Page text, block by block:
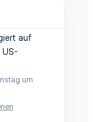
auf
um